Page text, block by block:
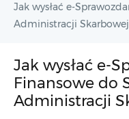
Jak wysłać e-
Administracji Skarbowej
Jak wysłać e-
Finansowe do
Administracji